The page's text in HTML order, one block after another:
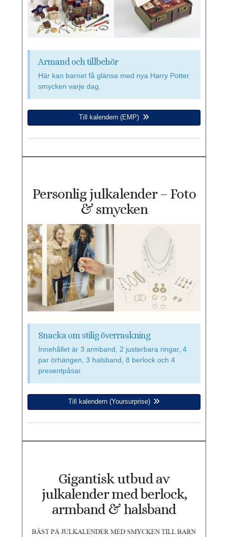
Armand och tillbehör
Här kan barnet få glänsa med nya Harry Potter
smycken varje dag.
Till kalendern (EMP)
Personlig julkalender – Foto
& smycken
Snacka om stilig överraskning
Innehållet är 3 armband, 2 justerbara ringar, 4
par örhängen, 3 halsband, 8 berlock och 4
presentpåsar.
Till kalendern (Yoursurprise)
Gigantisk utbud av
julkalender med berlock,
armband & halsband